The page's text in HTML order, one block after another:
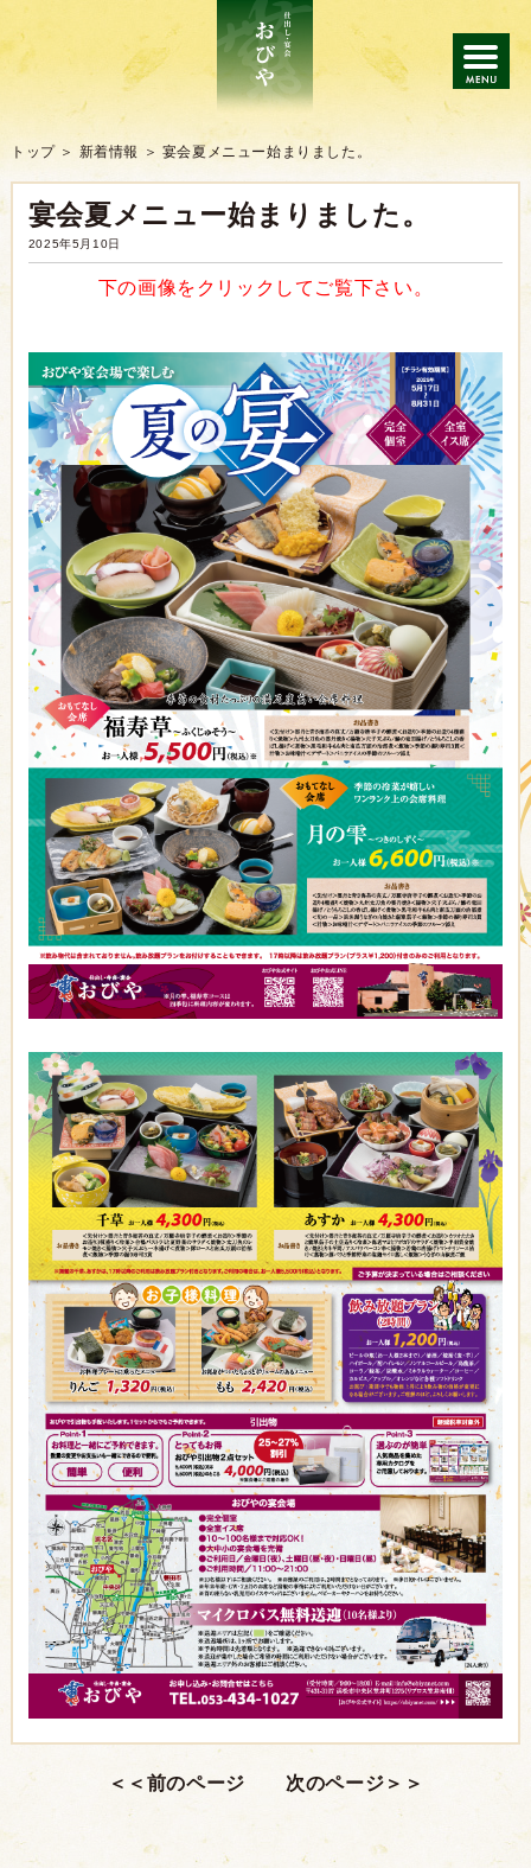
トップ
仕出し
会席・宴会
よくあるご質問
トップ 新着情報 宴会夏メニュー始まりました。
宴会夏メニュー始まりました。
2025年5月10日
下の画像をクリックしてご覧下さい 。